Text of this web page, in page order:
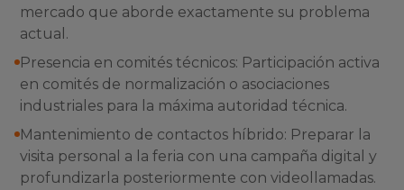
mercado que aborde exactamente su problema
actual.
Presencia en comités técnicos: Participación activa
en comités de normalización o asociaciones
industriales para la máxima autoridad técnica.
Mantenimiento de contactos híbrido: Preparar la
visita personal a la feria con una campaña digital y
profundizarla posteriormente con videollamadas.